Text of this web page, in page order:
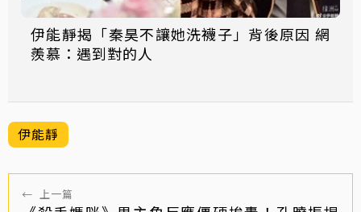
伊能靜揭「秦昊不讓她洗襪子」背後原因 網
羨慕：遇到對的人
伊能靜
← 上一篇